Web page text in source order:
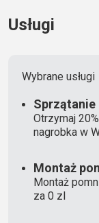
Usługi
Wybrane usługi
Sprzątanie
Otrzymaj
nagrobka w
Montaż
Montaż
za 0 zl